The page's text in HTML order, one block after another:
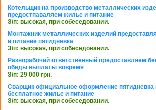
Котельщик на производство металлических
предостпаваляем жилье и питание
З/п: высокая, при собеседовании.
Монтажник металлических изделий
и питание пятидневка
З/п: высокая, при собеседовании.
Разнорабочий ответственный предоставляем
обеды выплаты вовремя
З/п: 29 000 грн.
Сварщик официальное оформление пятидневка
бесплатное жилье и питание
З/п: высокая, при собеседовании.